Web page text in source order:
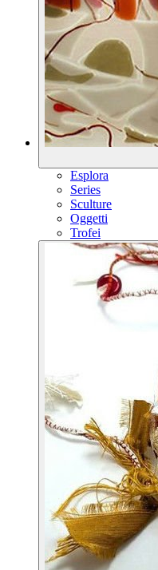
Esplora
Series
Sculture
Oggetti
Trofei